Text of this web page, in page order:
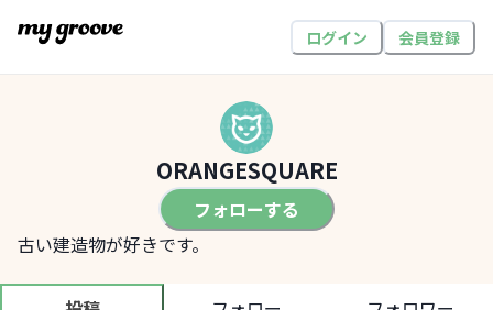
ログイン 会員登録
ORANGESQUARE
フォローする
古い建造物が好きです。